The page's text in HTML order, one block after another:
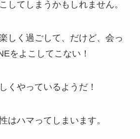
してしまうかもしれません。
しく過ごして、だけど、会っ
をよこしてこない！
くやっているようだ！
はハマってしまいます。